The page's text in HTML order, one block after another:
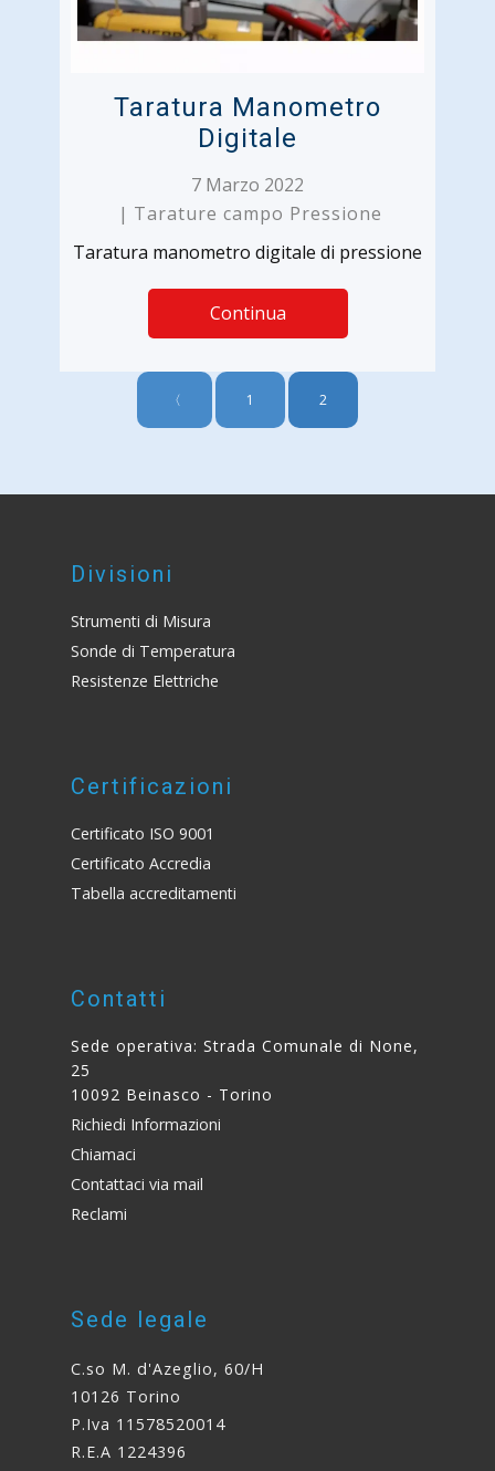
Taratura Manometro
Digitale
7 Marzo 2022
Tarature campo Pressione
Taratura manometro digitale di pressione
Continua
〈 1 2
Divisioni
Strumenti di Misura
Sonde di Temperatura
Resistenze Elettriche
Certificazioni
Certificato ISO 9001
Certificato Accredia
Tabella accreditamenti
Contatti
Sede operativa: Strada Comunale di None,
25
10092 Beinasco - Torino
Richiedi Informazioni
Chiamaci
Contattaci via mail
Reclami
Sede legale
C.so M. d'Azeglio, 60/H
10126 Torino
P.Iva ​11578520014
R.E.A ​1224396